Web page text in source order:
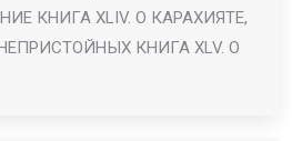
КНИГА XLIV. О КАРАХИЯТЕ,
КНИГА XLV. О